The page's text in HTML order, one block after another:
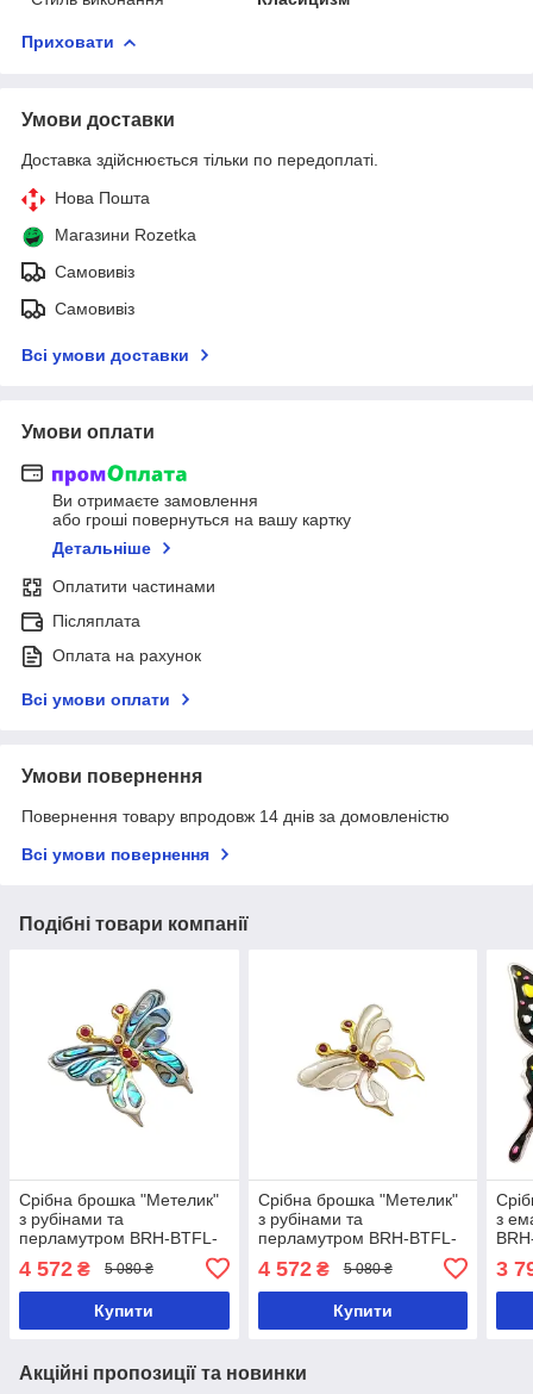
Приховати
Умови доставки
Доставка здійснюється тільки по передоплаті.
Нова Пошта
Магазини Rozetka
Самовивіз
Самовивіз
Всі умови доставки
Умови оплати
Ви отримаєте замовлення
або гроші повернуться на вашу картку
Детальніше
Оплатити частинами
Післяплата
Оплата на рахунок
Всі умови оплати
Умови повернення
Повернення товару впродовж 14 днів за домовленістю
Всі умови повернення
Подібні товари компанії
Срібна брошка "Метелик"
з рубінами та
перламутром BRH-BTFL-
4 572 ₴ 5 080 ₴
Купити
Срібна брошка "Метелик"
з рубінами та
перламутром BRH-BTFL-
4 572₴ 5 080 ₴
Купити
з
3
Акційні пропозиції та новинки